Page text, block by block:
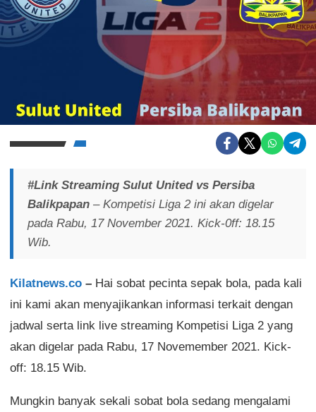
#Link Streaming Sulut United vs Persiba
Balikpapan – Kompetisi Liga 2 ini akan digelar
pada Rabu, 17 November 2021. Kick-0ff: 18.15
Wib.
Kilatnews.co – Hai sobat pecinta sepak bola, pada kali
ini kami akan menyajikankan informasi terkait dengan
jadwal serta link live streaming Kompetisi Liga 2 yang
akan digelar pada Rabu, 17 Novemember 2021. Kick-
off: 18.15 Wib.
Mungkin banyak sekali sobat bola sedang mengalami